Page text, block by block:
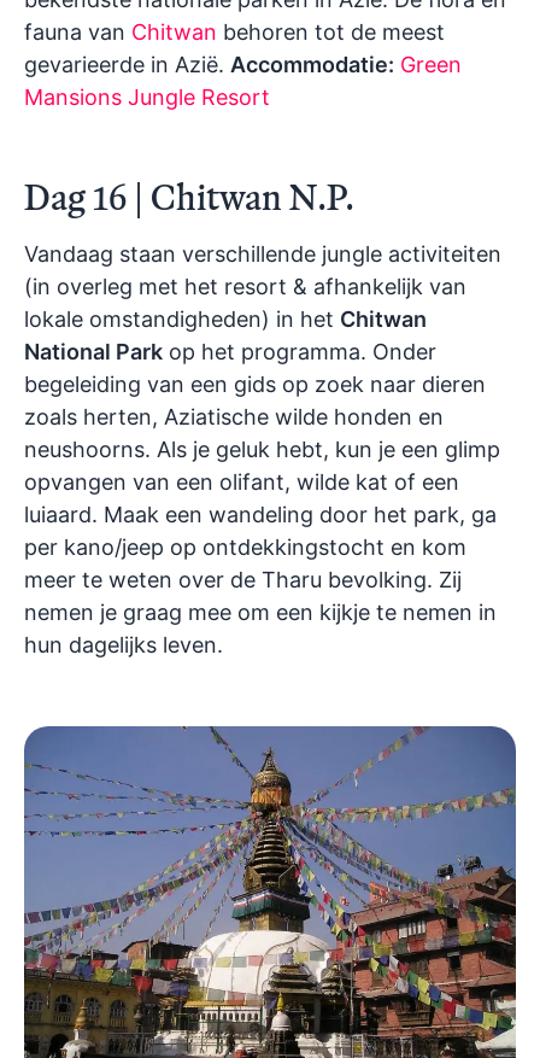
fauna van Chitwan behoren tot de meest
gevarieerde in Azië. Accommodatie: Green
Mansions Jungle Resort
Dag 16 | Chitwan N.P.
Vandaag staan verschillende jungle activiteiten
(in overleg met het resort & afhankelijk van
lokale omstandigheden) in het Chitwan
National Park op het programma. Onder
begeleiding van een gids op zoek naar dieren
zoals herten, Aziatische wilde honden en
neushoorns. Als je geluk hebt, kun je een glimp
opvangen van een olifant, wilde kat of een
luiaard. Maak een wandeling door het park, ga
per kano/jeep op ontdekkingstocht en kom
meer te weten over de Tharu bevolking. Zij
nemen je graag mee om een kijkje te nemen in
hun dagelijks leven.